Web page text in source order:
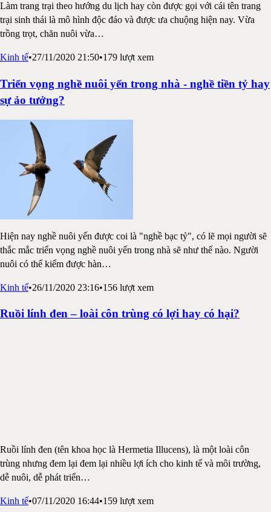
Làm trang trại theo hướng du lịch hay còn được gọi với cái tên trang
trại sinh thái là mô hình độc đáo và được ưa chuộng hiện nay. Vừa
trồng trọt, chăn nuôi vừa…
Kinh tế•27/11/2020 21:50•179 lượt xem
Triển vọng nghề nuôi yến trong nhà - nghề tiền tỷ hay
sự ảo tưởng?
Hiện nay nghề nuôi yến được coi là "nghề bạc tỷ", có lẽ mọi người sẽ
thắc mắc triển vọng nghề nuôi yến trong nhà sẽ như thế nào. Người
nuôi có thể kiếm được hàn…
Kinh tế•26/11/2020 23:16•156 lượt xem
Ruồi lính đen – loài côn trùng có lợi hay có hại?
Ruồi lính đen (tên khoa học là Hermetia Illucens), là một loài côn
trùng nhưng đem lại đem lại nhiều lợi ích cho kinh tế và môi trường,
dễ nuôi, dễ phát triển…
Kinh tế•07/11/2020 16:44•159 lượt xem